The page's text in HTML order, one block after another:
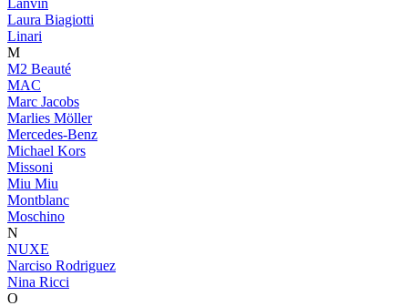
Lanvin
Laura Biagiotti
Linari
M
M2 Beauté
MAC
Marc Jacobs
Marlies Möller
Mercedes-Benz
Michael Kors
Missoni
Miu Miu
Montblanc
Moschino
N
NUXE
Narciso Rodriguez
Nina Ricci
O